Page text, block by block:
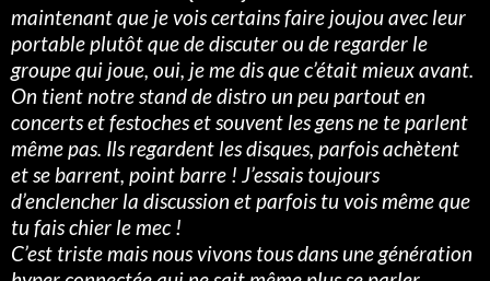
maintenant que je vois certains faire joujou avec leur
portable plutôt que de discuter ou de regarder le
groupe qui joue, oui, je me dis que c’était mieux avant.
On tient notre stand de distro un peu partout en
concerts et festoches et souvent les gens ne te parlent
même pas. Ils regardent les disques, parfois achètent
et se barrent, point barre ! J’essais toujours
d’enclencher la discussion et parfois tu vois même que
tu fais chier le mec !
C’est triste mais nous vivons tous dans une génération